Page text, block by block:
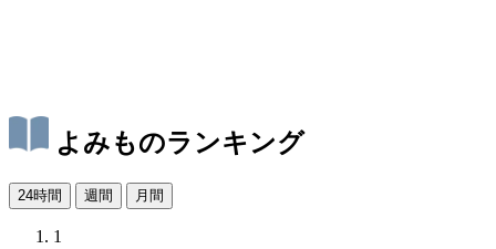
よみものランキング
24時間 週間 月間
1